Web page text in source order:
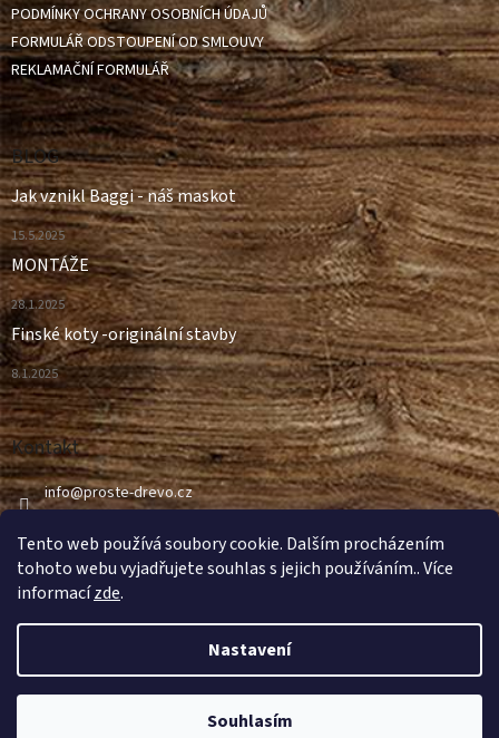
Tento web používá soubory cookie. Dalším procházením
tohoto webu vyjadřujete souhlas s jejich používáním.. Více
informacízde.
Nastavení
Souhlasím
PODMÍNKY OCHRANY OSOBNÍCH ÚDAJŮ
FORMULÁŘ ODSTOUPENÍ OD SMLOUVY
REKLAMAČNÍ FORMULÁŘ
BLOG
Jak vznikl Baggi - náš maskot
15.5.2025
MONTÁŽE
28.1.2025
Finské koty -originální stavby
8.1.2025
Kontakt
info@proste-drevo.cz
Vytvořil Shoptet
ProsteDrevo.cz. Všechna práva vyhrazena.